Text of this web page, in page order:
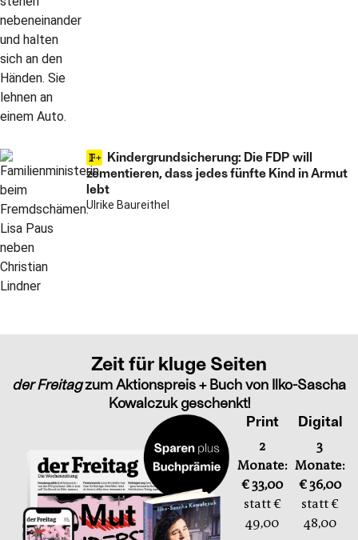
Kindergrundsicherung: Die FDP will
zementieren, dass jedes fünfte Kind in Armut
lebt
Ulrike Baureithel
Zeit für kluge Seiten
der Freitagzum Aktionspreis + Buch von Ilko-Sascha
Kowalczuk geschenkt!
Print
2
Monate:
€ 33,00
statt €
49,00
Digital
3
Monate:
€ 36,00
statt €
48,00